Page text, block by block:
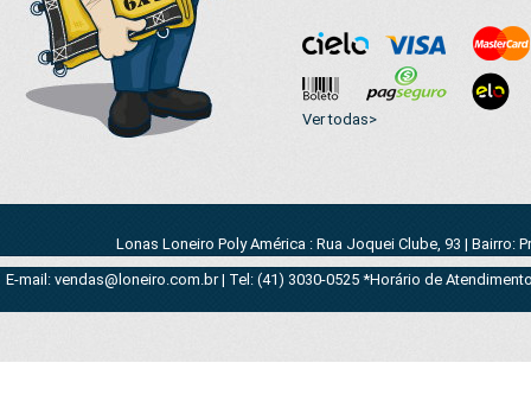
Ver todas>
Lonas Loneiro Poly América : Rua Joquei Clube, 93 | Bairro:
E-mail: vendas@loneiro.com.br | Tel: (41) 3030-0525 *Horário de